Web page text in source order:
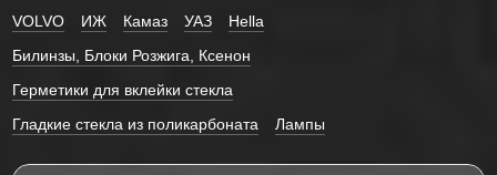
VOLVO
ИЖ Камаз УАЗ
Hella
Билинзы, Блоки Розжига, Ксенон
Герметики для вклейки стекла
Гладкие стекла из поликарбоната
Лампы